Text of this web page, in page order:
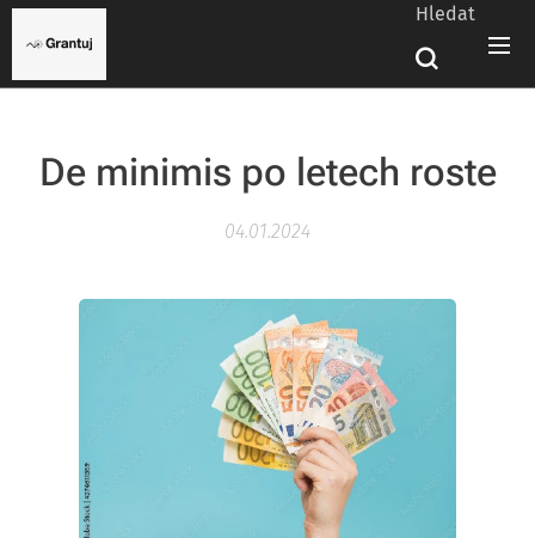
Hledat
De minimis po letech roste
04.01.2024